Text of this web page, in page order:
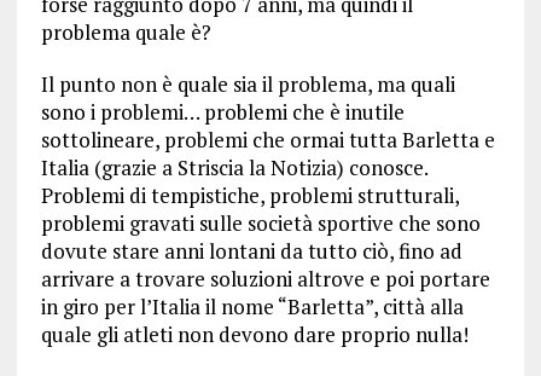
problema quale è?
Il punto non è quale sia il problema, ma quali
sono i problemi… problemi che è inutile
sottolineare, problemi che ormai tutta Barletta e
Italia (grazie a Striscia la Notizia) conosce.
Problemi di tempistiche, problemi strutturali,
problemi gravati sulle società sportive che sono
dovute stare anni lontani da tutto ciò, fino ad
arrivare a trovare soluzioni altrove e poi portare
in giro per l’Italia il nome “Barletta”, città alla
quale gli atleti non devono dare proprio nulla!